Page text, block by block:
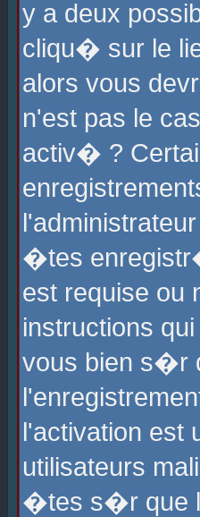
y a deux
cliqu� sur le
alors vous
n'est pas le
activ� ?
�tes
est requise ou
instructions
vous bien s�r
l'activation est
utilisateurs
�tes s�r que